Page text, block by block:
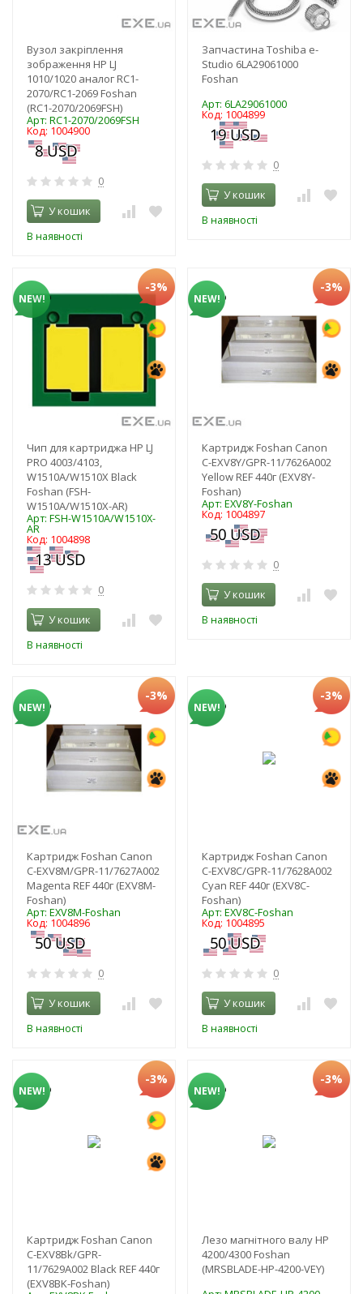
Вузол закріплення
зображення HP LJ
1010/1020 аналог RC1-
2070/RC1-2069 Foshan
(RC1-2070/2069FSH)
Арт: RC1-2070/2069FSH
Код: 1004900
0
У кошик
В наявності
Запчастина Toshiba e-
Studio 6LA29061000
Foshan
Арт: 6LA29061000
Код: 1004899
0
У кошик
В наявності
NEW!
-3%
Чип для картриджа HP LJ
PRO 4003/4103,
W1510A/W1510X Black
Foshan (FSH-
W1510A/W1510X-AR)
Арт: FSH-W1510A/W1510X-
AR
Код: 1004898
0
У кошик
В наявності
NEW!
-3%
Картридж Foshan Canon
C-EXV8Y/GPR-11/7626A002
Yellow REF 440г (EXV8Y-
Foshan)
Арт: EXV8Y-Foshan
Код: 1004897
0
У кошик
В наявності
NEW!
-3%
Картридж Foshan Canon
C-EXV8M/GPR-11/7627A002
Magenta REF 440г (EXV8M-
Foshan)
Арт: EXV8M-Foshan
Код: 1004896
0
У кошик
В наявності
NEW!
-3%
Картридж Foshan Canon
C-EXV8C/GPR-11/7628A002
Cyan REF 440г (EXV8C-
Foshan)
Арт: EXV8C-Foshan
Код: 1004895
0
У кошик
В наявності
NEW!
-3%
Картридж Foshan Canon
C-EXV8Bk/GPR-
11/7629A002 Black REF 440г
(EXV8BK-Foshan)
NEW!
-3%
Лезо магнітного валу HP
4200/4300 Foshan
(MRSBLADE-HP-4200-VEY)